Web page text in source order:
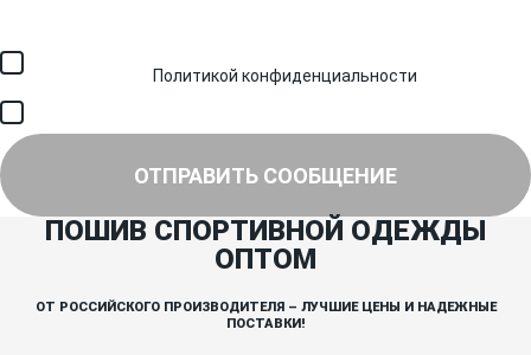
Политикой конфиденциальности
ОТПРАВИТЬ СООБЩЕНИЕ
ПОШИВ СПОРТИВНОЙ ОДЕЖДЫ
ОПТОМ
ОТ РОССИЙСКОГО ПРОИЗВОДИТЕЛЯ – ЛУЧШИЕ ЦЕНЫ И НАДЕЖНЫЕ
ПОСТАВКИ!